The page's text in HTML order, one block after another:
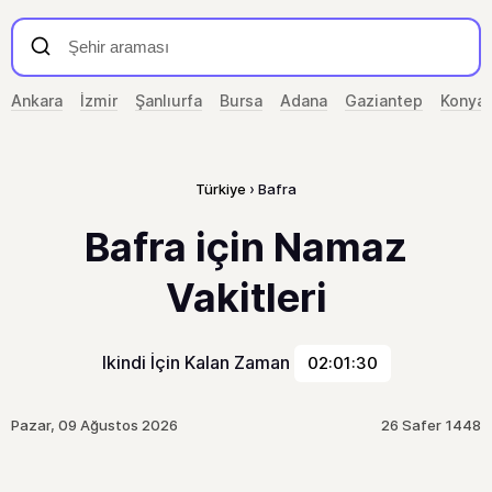
Ankara İzmir Şanlıurfa Bursa Adana Gaziantep Konya
Türkiye Bafra
Bafra için Namaz
Vakitleri
Ikindi İçin Kalan Zaman 02:01:30
Pazar, 09 Ağustos 2026 26 Safer 1448